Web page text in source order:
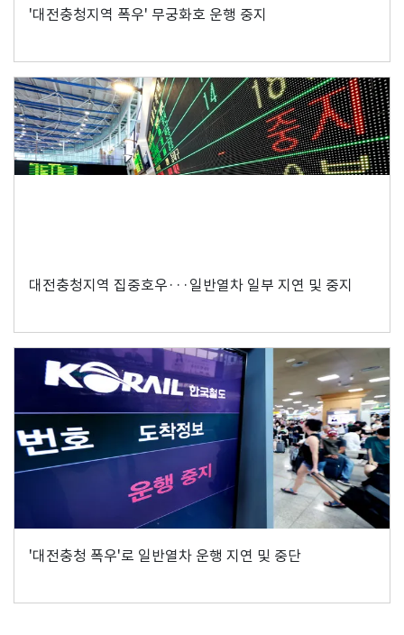
'대전충청지역 폭우' 무궁화호 운행 중지
대전충청지역 집중호우···일반열차 일부 지연 및 중지
'대전충청 폭우'로 일반열차 운행 지연 및 중단